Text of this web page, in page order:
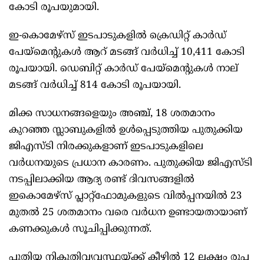
കോടി രൂപയുമായി.
ഇ-കൊമേഴ്‌സ് ഇടപാടുകളില്‍ ക്രെഡിറ്റ് കാര്‍ഡ്
പേയ്‌മെന്‍റുകള്‍ ആറ് മടങ്ങ് വര്‍ധിച്ച് 10,411 കോടി
രൂപയായി. ഡെബിറ്റ് കാര്‍ഡ് പേയ്‌മെന്‍റുകള്‍ നാല്
മടങ്ങ് വര്‍ധിച്ച് 814 കോടി രൂപയായി.
മിക്ക സാധനങ്ങളെയും അഞ്ച്, 18 ശതമാനം
കുറഞ്ഞ സ്ലാബുകളില്‍ ഉള്‍പ്പെടുത്തിയ പുതുക്കിയ
ജിഎസ്ടി നിരക്കുകളാണ് ഇടപാടുകളിലെ
വര്‍ധനയുടെ പ്രധാന കാരണം. പുതുക്കിയ ജിഎസ്ടി
നടപ്പിലാക്കിയ ആദ്യ രണ്ട് ദിവസങ്ങളില്‍
ഇകൊമേഴ്‌സ് പ്ലാറ്റ്‌ഫോമുകളുടെ വില്‍പ്പനയില്‍ 23
മുതല്‍ 25 ശതമാനം വരെ വര്‍ധന ഉണ്ടായതായാണ്
കണക്കുകൾ സൂചിപ്പിക്കുന്നത്.